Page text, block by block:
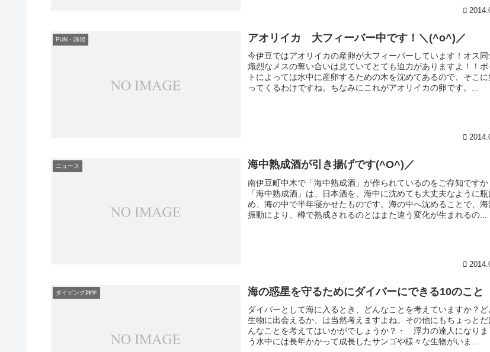
FUN・講習 アオリイカ 大フィーバー中です！＼(^o^)／
今伊豆ではアオリイカの産卵が大フィーバーしています！オス同
熾烈なメスの奪い合いは見ていてとても迫力がありますよ！！ポ
トによっては水中に産卵するための木を沈めてあるので、そこに
ってくるわけですね。ちなみにこれがアオリイカの卵です。...
ニュース 海中熟成酒が引き揚げです(^O^)／
南伊豆町中木で「海中熟成酒」が作られているのをご存知ですか
「海中熟成酒」は、日本酒を、海中に沈めても大丈夫なように
め、海の中で半年寝かせたものです。海の中へ沈めることで、海
振動により、樽で熟成されるのとはまた違う変化が生まれるの...
ダイビング雑学 海の惑星を守るためにダイバーにできる10のこと
ダイバーとして海に入るとき、どんなことを考えていますか？ど
生物に出会えるか、は当然考えますよね。その他にもちょっとだ
んなことを考えてはいかがでしょうか？・ 浮力の達人になりま
う水中には長年かかって成長したサンゴや様々な生物がいま...